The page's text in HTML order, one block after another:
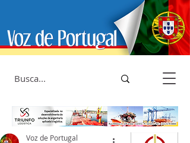
Voz de Portugal